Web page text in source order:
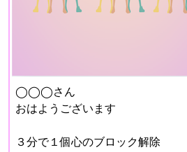
◯◯◯さん
おはようございます
３分で１個心のブロック解除